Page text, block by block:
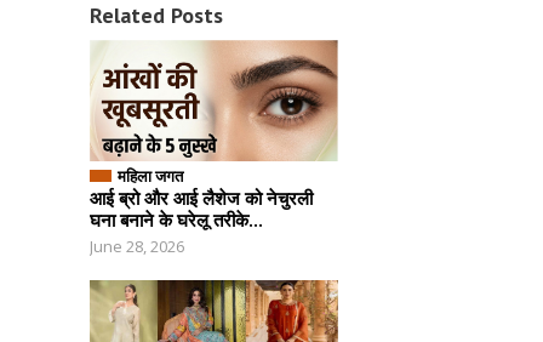
Related Posts
महिला जगत
आई ब्रो और आई लैशेज को नेचुरली
घना बनाने के घरेलू तरीके...
June 28, 2026